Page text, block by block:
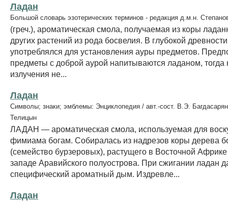
Ладан
Большой словарь эзотерических терминов - редакция д.м.н.
(греч.), ароматическая смола, получаемая из коры
других растений из рода босвелия. В глубокой
употреблялся для установления ауры предметов.
предметы с доброй аурой напитываются ладаном, тогда
излучения не...
Ладан
Символы; знаки; эмблемы: Энциклопедия / авт.-сост. В.Э.
Телицын
ЛАДАН — ароматическая смола, используемая для
фимиама богам. Собиралась из надрезов коры дерева
(семейство бурзеровых), растущего в Восточной
западе Аравийского полуострова. При сжигании ладан
специфический ароматный дым. Издревле...
Ладан